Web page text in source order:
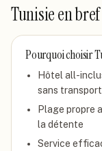
Tunisieen bref
Pourquoi choisir
Hôtel all-
sans
Plage propre
la détente
Service